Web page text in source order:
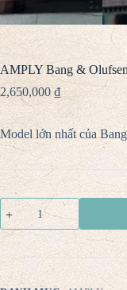
AMPLY Bang &
2,650,000₫
Model lớn nhất của